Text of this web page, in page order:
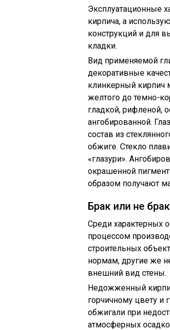
Эксплуатационные
кирпича, а
конструкций и для
кладки.
Вид применяемой
декоративные
клинкерный кирпич
желтого до темно-
гладкой, рифленой,
ангобированной.
состав из
обжиге. Стекло
«глазури».
окрашенной
образом получают
Брак или не
Среди характерных
процессом
строительных
нормам, другие же
внешний вид стены.
Недожженный
горчичному цвету и
обжигали при
атмосферных